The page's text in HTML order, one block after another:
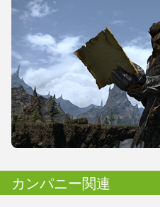
カンパニー関連